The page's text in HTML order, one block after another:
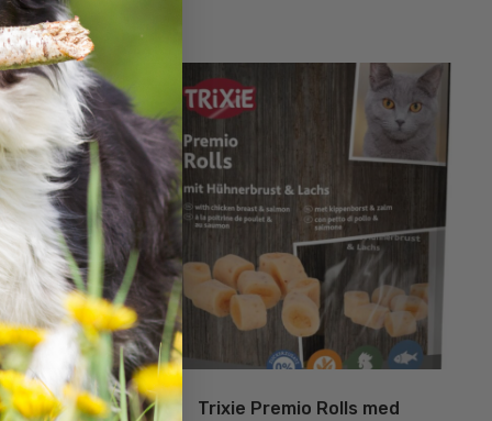
Rolls 50g
Trixie Premio Rolls med